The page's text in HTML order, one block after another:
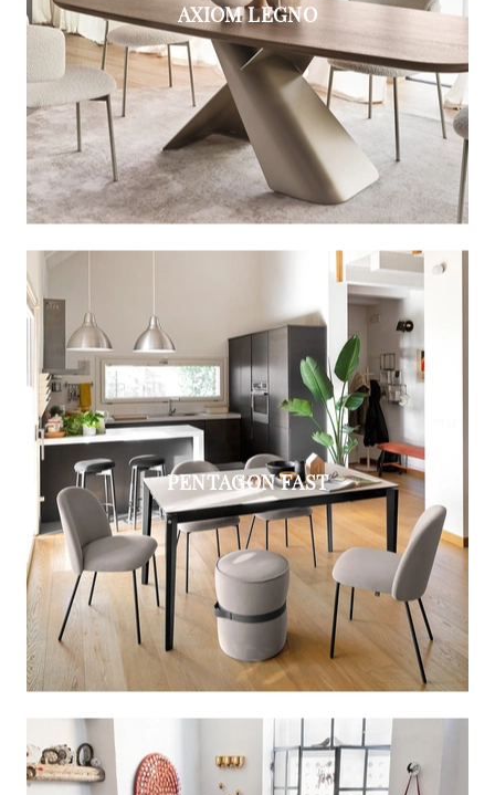
AXIOM LEGNO
PENTAGON FAST